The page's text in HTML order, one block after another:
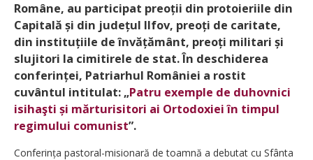
Române, au participat preoții din protoieriile din
Capitală și din județul Ilfov, preoți de caritate,
din instituțiile de învățământ, preoți militari și
slujitori la cimitirele de stat. În deschiderea
conferinței, Patriarhul României a rostit
cuvântul intitulat: „Patru exemple de duhovnici
isihaşti și mărturisitori ai Ortodoxiei în timpul
regimului comunist”.
Conferința pastoral-misionară de toamnă a debutat cu Sfânta